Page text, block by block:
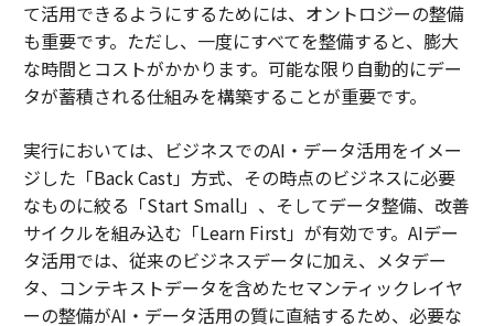
て活用できるようにするためには、オントロジーの整備
も重要です。ただし、一度にすべてを整備すると、膨大
な時間とコストがかかります。可能な限り自動的にデー
タが蓄積される仕組みを構築することが重要です。
実行においては、ビジネスでのAI・データ活用をイメー
ジした「Back Cast」方式、その時点のビジネスに必要
なものに絞る「Start Small」、そしてデータ整備、改善
サイクルを組み込む「Learn First」が有効です。AIデー
タ活用では、従来のビジネスデータに加え、メタデー
タ、コンテキストデータを含めたセマンティックレイヤ
ーの整備がAI・データ活用の質に直結するため、必要な